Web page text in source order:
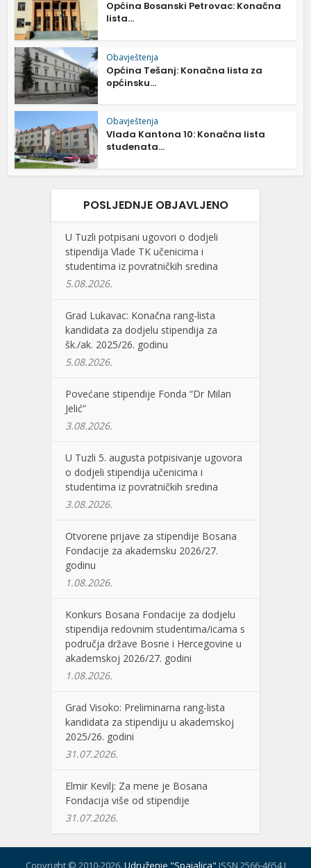
Općina Bosanski Petrovac: Konačna
lista...
Obavještenja
Općina Tešanj: Konačna lista za
općinsku...
Obavještenja
Vlada Kantona 10: Konačna lista
studenata...
POSLJEDNJE OBJAVLJENO
U Tuzli potpisani ugovori o dodjeli
stipendija Vlade TK učenicima i
studentima iz povratničkih sredina
5.08.2026.
Grad Lukavac: Konačna rang-lista
kandidata za dodjelu stipendija za
šk./ak. 2025/26. godinu
5.08.2026.
Povećane stipendije Fonda “Dr Milan
Jelić”
3.08.2026.
U Tuzli 5. augusta potpisivanje ugovora
o dodjeli stipendija učenicima i
studentima iz povratničkih sredina
3.08.2026.
Otvorene prijave za stipendije Bosana
Fondacije za akademsku 2026/27.
godinu
1.08.2026.
Konkurs Bosana Fondacije za dodjelu
stipendija redovnim studentima/icama s
područja države Bosne i Hercegovine u
akademskoj 2026/27. godini
1.08.2026.
Grad Visoko: Preliminarna rang-lista
kandidata za stipendiju u akademskoj
2025/26. godini
31.07.2026.
Elmir Kevilj: Za mene je Bosana
Fondacija više od stipendije
31.07.2026.
Copyright © 2010-2026. Udruženje "Spajalica" ISSN 2566-4654 I